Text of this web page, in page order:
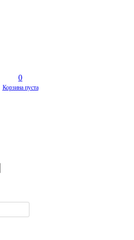
0
Корзина пуста